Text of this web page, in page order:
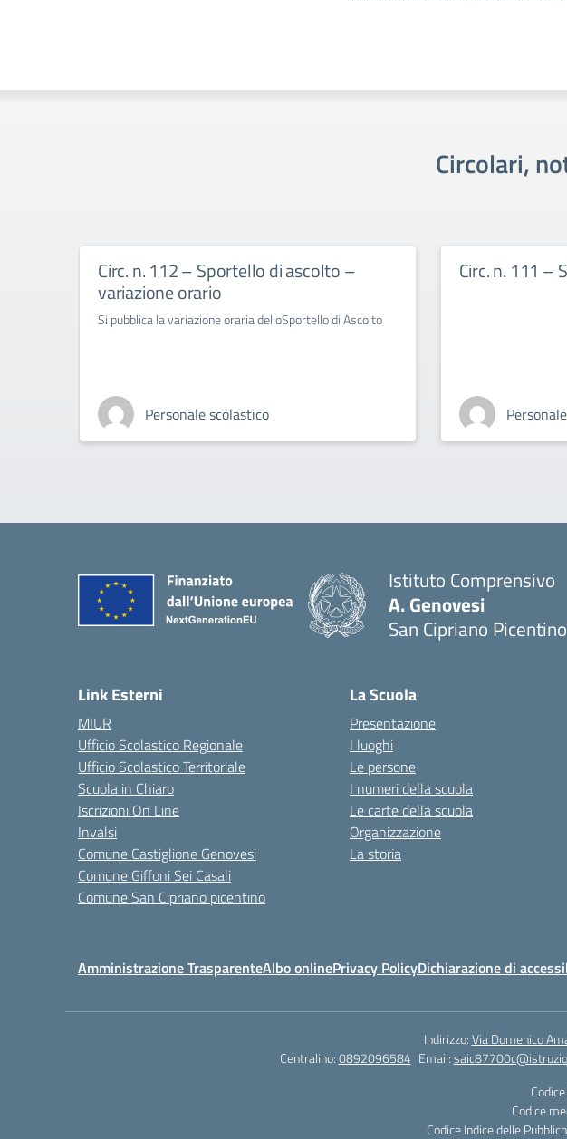
Circolari,
Circ. n. 112 – Sportello di ascolto –
variazione orario
Si pubblica la variazione oraria delloSportello di Ascolto
Personale scolastico
Circ. n. 111 –
Istituto Comprensivo
A. Genovesi
San Cipriano
Link Esterni
MIUR
Ufficio Scolastico Regionale
Ufficio Scolastico Territoriale
Scuola in Chiaro
Iscrizioni On Line
Invalsi
Comune Castiglione Genovesi
Comune Giffoni Sei Casali
Comune San Cipriano picentino
La Scuola
Presentazione
I luoghi
Le persone
I numeri della scuola
Le carte della scuola
Organizzazione
La storia
Amministrazione TrasparenteAlbo onlinePrivacy PolicyDichiarazione di
Indirizzo:Via Domenico
Centralino:0892096584 Email:
Codice
Codice Indice delle